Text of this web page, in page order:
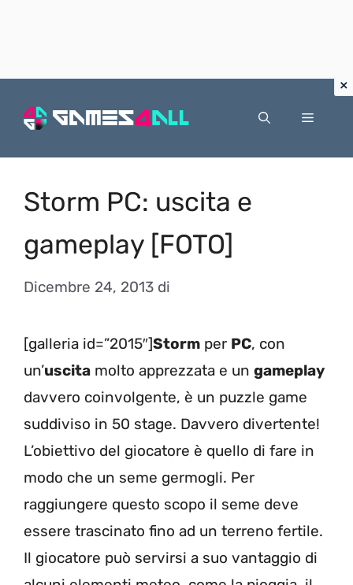
Menu
Storm PC: uscita e
gameplay [FOTO]
Dicembre 24, 2013 di
[galleria id=”2015″]Storm per PC, con
un’uscita molto apprezzata e un gameplay
davvero coinvolgente, è un puzzle game
suddiviso in 50 stage. Davvero divertente!
L’obiettivo del giocatore è quello di fare in
modo che un seme germogli. Per
raggiungere questo scopo il seme deve
essere trascinato fino ad un terreno fertile.
Il giocatore può servirsi a suo vantaggio di